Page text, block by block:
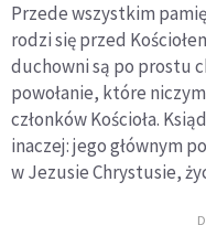
Przede wszystkim
rodzi się przed
duchowni są po prostu
powołanie, które
członków Kościoła.
inaczej: jego głównym
w Jezusie Chrystusie,